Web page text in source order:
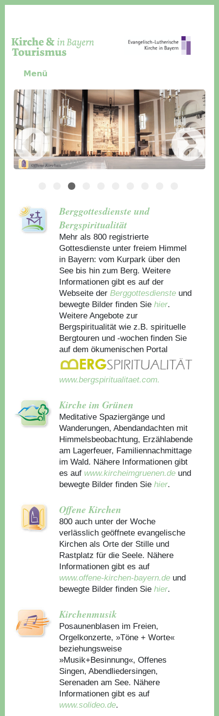
Menü
Slider Icon
Bild
Häuser für Gruppen
Berggottesdienste und
Bergspiritualität
Mehr als 800 registrierte
Gottesdienste unter freiem Himmel
in Bayern: vom Kurpark über den
See bis hin zum Berg. Weitere
Informationen gibt es auf der
Webseite derBerggottesdienste und
bewegte Bilder finden Sie hier.
Weitere Angebote zur
Bergspiritualität wie z.B. spirituelle
Bergtouren und -wochen finden Sie
auf dem ökumenischen Portal
www.bergspiritualitaet.com.
Kirche im Grünen
Meditative Spaziergänge und
Wanderungen, Abendandachten mit
Himmelsbeobachtung, Erzählabende
am Lagerfeuer, Familiennachmittage
im Wald. Nähere Informationen gibt
es auf www.kircheimgruenen.de und
bewegte Bilder finden Sie hier.
Offene Kirchen
800 auch unter der Woche
verlässlich geöffnete evangelische
Kirchen als Orte der Stille und
Rastplatz für die Seele. Nähere
Informationen gibt es auf
www.offene-kirchen-bayern.de und
bewegte Bilder finden Sie hier.
Kirchenmusik
Posaunenblasen im Freien,
Orgelkonzerte, »Töne + Worte«
beziehungsweise
»Musik+Besinnung«, Offenes
Singen, Abendliedersingen,
Serenaden am See. Nähere
Informationen gibt es auf
www.solideo.de.